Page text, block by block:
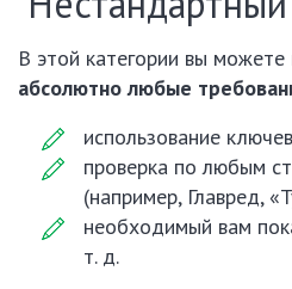
В этой категории вы можете
абсолютно любые
использование
проверка по любым
(например, Главред,
необходимый вам
т. д.